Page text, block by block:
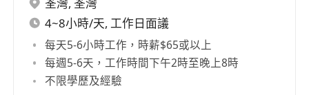
荃灣, 荃灣
4~8小時/天, 工作日面議
每天5-6小時工作，時薪$65或以上
每週5-6天，工作時間下午2時至晚上8時
不限學歷及經驗